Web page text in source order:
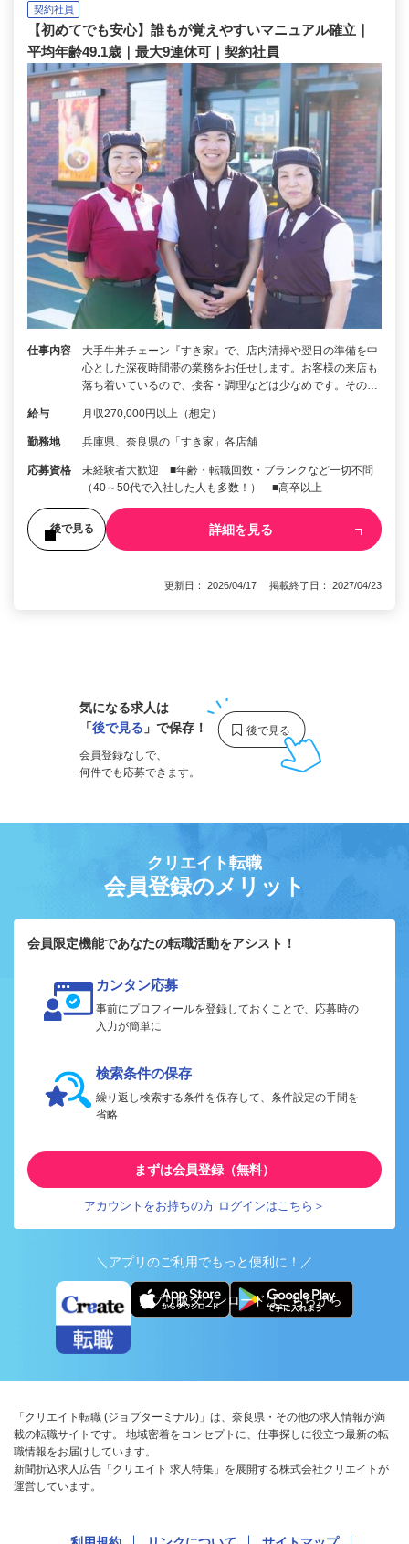
契約社員
【初めてでも安心】誰もが覚えやすいマニュアル確立｜
平均年齢49.1歳｜最大9連休可｜契約社員
仕事内容
大手牛丼チェーン『すき家』で、店内清掃や翌日の準備を中
心とした深夜時間帯の業務をお任せします。お客様の来店も
落ち着いているので、接客・調理などは少なめです。その…
給与 月収270,000円以上（想定）
勤務地 兵庫県、奈良県の「すき家」各店舗
応募資格
未経験者大歓迎 ■年齢・転職回数・ブランクなど一切不問
（40～50代で入社した人も多数！） ■高卒以上
後で見る 詳細を見る
更新日： 2026/04/17 掲載終了日： 2027/04/23
気になる求人は
「後で見る 」で保存！
会員登録なしで、
何件でも応募できます。
クリエイト転職
会員登録のメリット
会員限定機能であなたの転職活動をアシスト！
カンタン応募
事前にプロフィールを登録しておくことで、応募時の
入力が簡単に
検索条件の保存
繰り返し検索する条件を保存して、条件設定の手間を
省略
まずは会員登録（無料）
アカウントをお持ちの方 ログインはこちら＞
＼アプリのご利用でもっと便利に！／
アプリ版ダウンロードはこちらから
「クリエイト転職 (ジョブターミナル)」は、奈良県・その他の求人情報が満
載の転職サイトです。 地域密着をコンセプトに、仕事探しに役立つ最新の転
職情報をお届けしています。
新聞折込求人広告「クリエイト 求人特集」を展開する株式会社クリエイトが
運営しています。